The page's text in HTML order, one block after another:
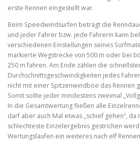
erste Rennen eingestellt war.
Beim Speedwindsurfen beträgt die
und jeder Fahrer bzw. jede Fahrerin kann
verschiedenen Einstellungen seines
markierte Wegstrecke von 500 m oder bei
250 m fahren. Am Ende zählen die
Durchschnittsgeschwindigkeiten jedes
nicht mit einer Spitzenwindböe das Rennen
Somit sollte jeder mindestens zweimal
In die Gesamtwertung fließen alle
darf aber auch Mal etwas „schief gehen“, da
schlechteste Einzelergebnis gestrichen
Wertungsläufen ein weiteres nach elf